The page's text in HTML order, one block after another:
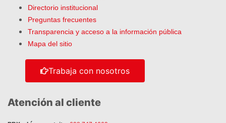
Directorio institucional
Preguntas frecuentes
Transparencia y acceso a la información pública
Mapa del sitio
Trabaja con nosotros
Atención al cliente